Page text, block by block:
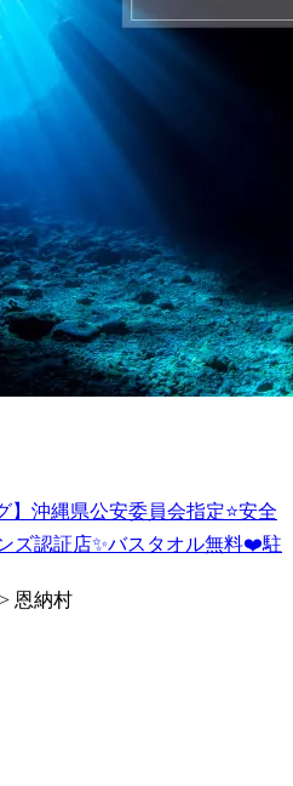
】沖縄県公安委員会指定⭐️安全
ズ認証店✨バスタオル無料❤️駐
恩納村